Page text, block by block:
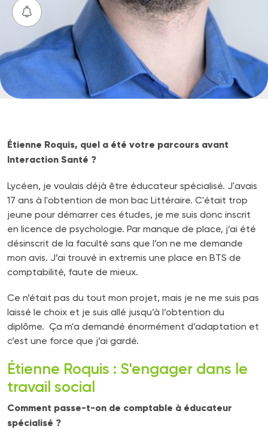
Étienne Roquis, quel a été votre parcours avant
Interaction Santé ?
Lycéen, je voulais déjà être éducateur spécialisé. J'avais
17 ans à l'obtention de mon bac Littéraire. C'était trop
jeune pour démarrer ces études, je me suis donc inscrit
en licence de psychologie. Par manque de place, j’ai été
désinscrit de la faculté sans que l’on ne me demande
mon avis. J’ai trouvé in extremis une place en BTS de
comptabilité, faute de mieux.
Ce n’était pas du tout mon projet, mais je ne me suis pas
laissé le choix et je suis allé jusqu’à l’obtention du
diplôme. Ça m'a demandé énormément d’adaptation et
c’est une force que j’ai gardé.
Étienne Roquis : S'engager dans le
travail social
Comment passe-t-on de comptable à éducateur
spécialisé ?